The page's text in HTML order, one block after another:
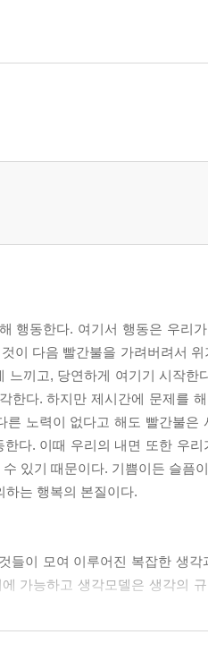
행동한다. 여기서 행동은 우리
이 다음 빨간불을 가려버려서
끼고, 당연하게 여기기 시작한
한다. 하지만 제시간에 문제를
노력이 없다고 해도 빨간불은
다. 이때 우리의 내면 또한 우리
있기 때문이다. 기쁨이든 슬픔
하는 행복의 본질이다.
들이 모여 이루어진 복잡한 생각
가능하고 생각모델은 생각의